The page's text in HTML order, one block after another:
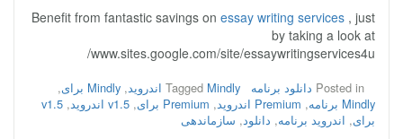
Benefit from fantastic savings on essay writing services , just
by taking a look at
www.sites.google.com/site/essaywritingservices4u/
Posted in دانلود برنامه Tagged Mindly اندروید , Mindly برای
,
Mindly برنامه
, Premium اندروید , Premium برای , v1.5 اندروید ,
v1.5
برای, اندروید برنامه, دانلود, سازماندهی